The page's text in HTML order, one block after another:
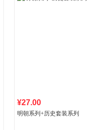
¥27.00
明朝系列+历史套装系列